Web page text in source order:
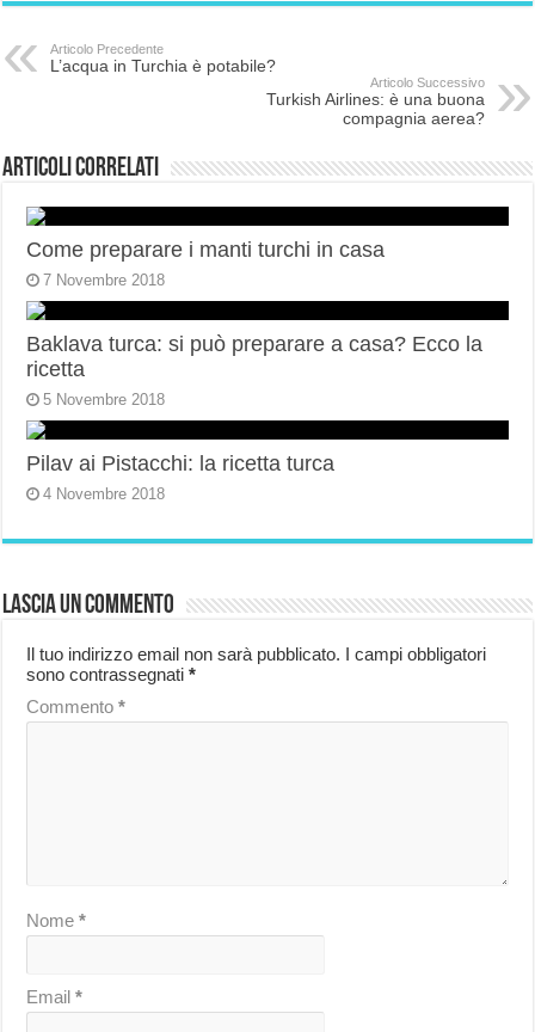
Articolo Precedente
L’acqua in Turchia è potabile?
Articolo Successivo
Turkish Airlines: è una buona
compagnia aerea?
Articoli correlati
Come preparare i manti turchi in casa
7 Novembre 2018
Baklava turca: si può preparare a casa? Ecco la
ricetta
5 Novembre 2018
Pilav ai Pistacchi: la ricetta turca
4 Novembre 2018
Lascia un commento
Il tuo indirizzo email non sarà pubblicato. I campi obbligatori
sono contrassegnati*
Commento*
Nome*
Email*